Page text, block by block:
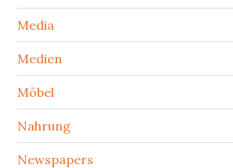
Media
Medien
Möbel
Nahrung
Newspapers